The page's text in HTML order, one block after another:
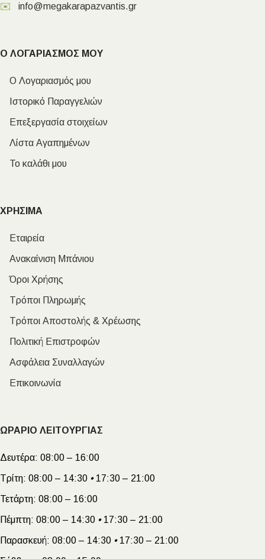
✉️ info@megakarapazvantis.gr
Ο ΛΟΓΑΡΙΑΣΜΟΣ ΜΟΥ
Ο Λογαριασμός μου
Ιστορικό Παραγγελιών
Επεξεργασία στοιχείων
Λίστα Αγαπημένων
Το καλάθι μου
ΧΡΗΣΙΜΑ
Εταιρεία
Ανακαίνιση Μπάνιου
Όροι Χρήσης
Τρόποι Πληρωμής
Τρόποι Αποστολής & Χρέωσης
Πολιτική Επιστροφών
Ασφάλεια Συναλλαγών
Επικοινωνία
ΩΡΑΡΙΟ ΛΕΙΤΟΥΡΓΙΑΣ
Δευτέρα: 08:00 – 16:00
Τρίτη: 08:00 – 14:30 •17:30 – 21:00
Τετάρτη: 08:00 – 16:00
Πέμπτη: 08:00 – 14:30 •17:30 – 21:00
Παρασκευή: 08:00 – 14:30 •17:30 – 21:00